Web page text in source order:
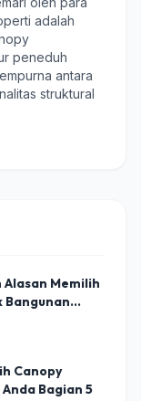
adalah
peneduh
antara
struktural
Alasan Memilih
Bangunan
Canopy
Bagian 5